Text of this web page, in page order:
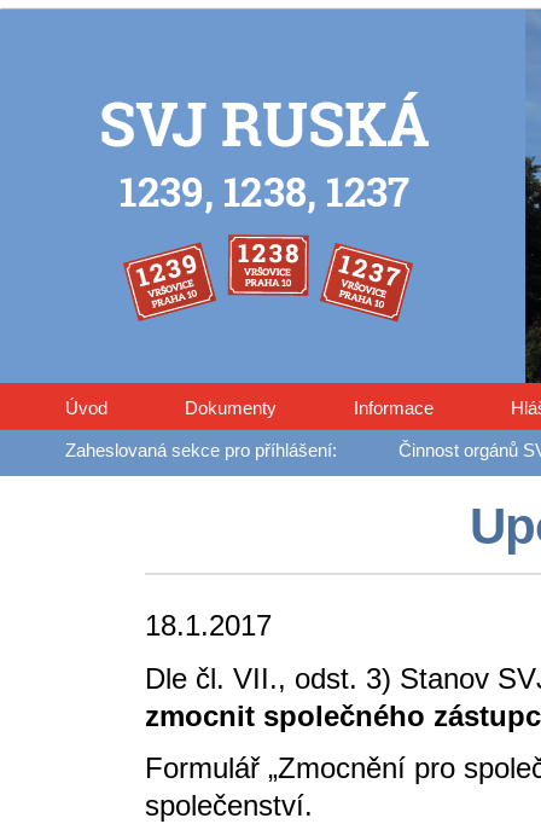
18.1.2017
Dle čl. VII., odst. 3) Stanov
zmocnit společného
Formulář „Zmocnění pro
společenství.
Úvod Dokumenty Informace
Činnost orgánů